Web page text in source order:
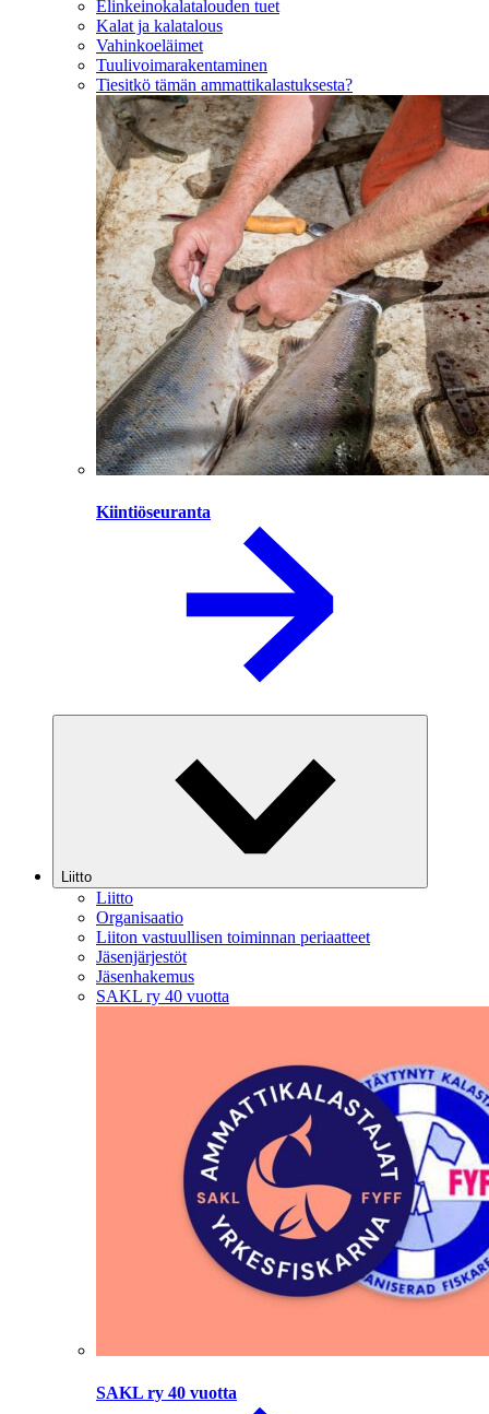
Elinkeinokalatalouden tuet
Kalat ja kalatalous
Vahinkoeläimet
Tuulivoimarakentaminen
Tiesitkö tämän ammattikalastuksesta?
Kiintiöseuranta
Liitto
Liitto
Organisaatio
Liiton vastuullisen toiminnan periaatteet
Jäsenjärjestöt
Jäsenhakemus
SAKL ry 40 vuotta
SAKL ry 40 vuotta